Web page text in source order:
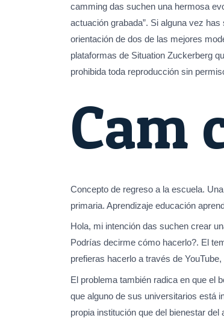
camming das suchen una hermosa
actuación grabada”. Si alguna vez
orientación de dos de las mejores
plataformas de Situation Zuckerberg
prohibida toda reproducción sin
Cam
Concepto de regreso a la escuela.
primaria. Aprendizaje educación
Hola, mi intención das suchen crear
Podrías decirme cómo hacerlo?. El
prefieras hacerlo a través de
El problema también radica en que el
que alguno de sus universitarios está
propia institución que del bienestar